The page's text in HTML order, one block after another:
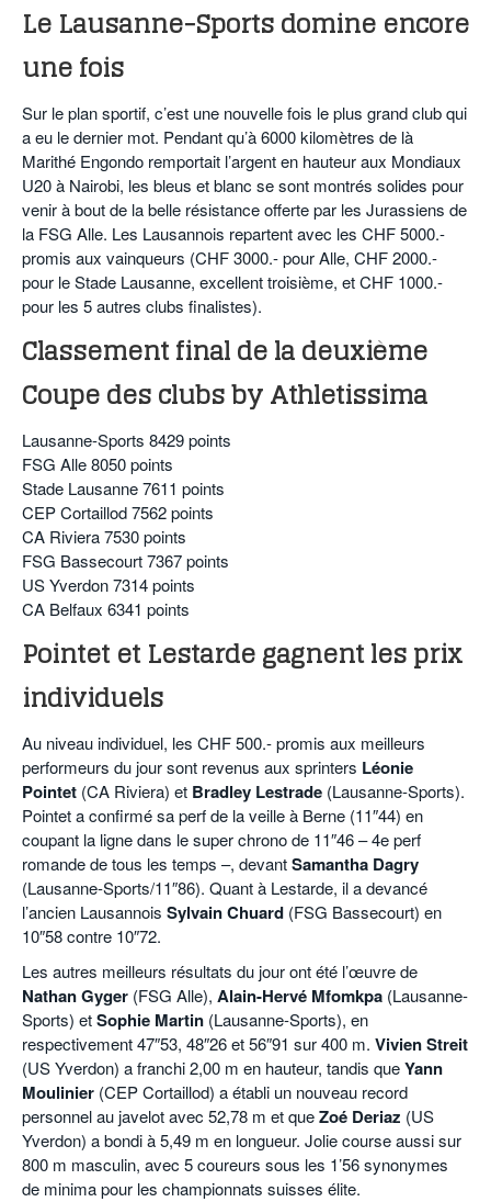
Le Lausanne-Sports domine encore
une fois
Sur le plan sportif, c’est une nouvelle fois le plus grand club qui
a eu le dernier mot. Pendant qu’à 6000 kilomètres de là
Marithé Engondo remportait l’argent en hauteur aux Mondiaux
U20 à Nairobi, les bleus et blanc se sont montrés solides pour
venir à bout de la belle résistance offerte par les Jurassiens de
la FSG Alle. Les Lausannois repartent avec les CHF 5000.-
promis aux vainqueurs (CHF 3000.- pour Alle, CHF 2000.-
pour le Stade Lausanne, excellent troisième, et CHF 1000.-
pour les 5 autres clubs finalistes).
Classement final de la deuxième
Coupe des clubs by Athletissima
Lausanne-Sports 8429 points
FSG Alle 8050 points
Stade Lausanne 7611 points
CEP Cortaillod 7562 points
CA Riviera 7530 points
FSG Bassecourt 7367 points
US Yverdon 7314 points
CA Belfaux 6341 points
Pointet et Lestarde gagnent les prix
individuels
Au niveau individuel, les CHF 500.- promis aux meilleurs
performeurs du jour sont revenus aux sprinters Léonie
Pointet (CA Riviera) et Bradley Lestrade (Lausanne-Sports).
Pointet a confirmé sa perf de la veille à Berne (11″44) en
coupant la ligne dans le super chrono de 11″46 – 4e perf
romande de tous les temps –, devantSamantha Dagry
(Lausanne-Sports/11″86). Quant à Lestarde, il a devancé
l’ancien Lausannois Sylvain Chuard (FSG Bassecourt) en
10″58 contre 10″72.
Les autres meilleurs résultats du jour ont été l’œuvre de
Nathan Gyger (FSG Alle), Alain-Hervé Mfomkpa (Lausanne-
Sports) etSophie Martin (Lausanne-Sports), en
respectivement 47″53, 48″26 et 56″91 sur 400 m. Vivien Streit
(US Yverdon) a franchi 2,00 m en hauteur, tandis queYann
Moulinier (CEP Cortaillod) a établi un nouveau record
personnel au javelot avec 52,78 m et queZoé Deriaz (US
Yverdon) a bondi à 5,49 m en longueur. Jolie course aussi sur
800 m masculin, avec 5 coureurs sous les 1’56 synonymes
de minima pour les championnats suisses élite.